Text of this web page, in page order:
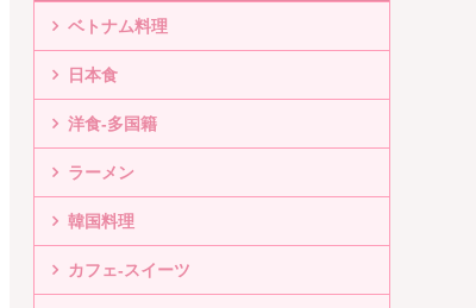
ベトナム料理
日本食
洋食-多国籍
ラーメン
韓国料理
カフェ-スイーツ